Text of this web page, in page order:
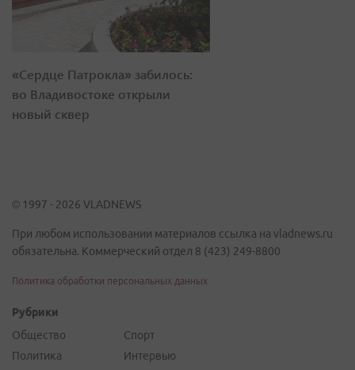
«Сердце Патрокла» забилось:
во Владивостоке открыли
новый сквер
© 1997 - 2026 VLADNEWS
При любом использовании материалов ссылка на vladnews.ru
обязательна. Коммерческий отдел 8 (423) 249-8800
Политика обработки персональных данных
Рубрики
Общество
Политика
Спорт
Интервью